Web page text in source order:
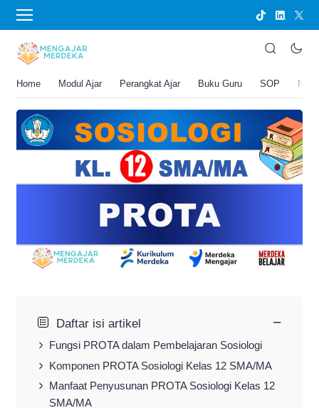
Home Modul Ajar Perangkat Ajar Buku Guru SOP
BERANDA
PROTA Sosiologi Kelas 12 SMA/MA
19 Juni 2026 4:50 pm
2 menit membaca
Daftar isi artikel −
Fungsi PROTA dalam Pembelajaran Sosiologi
Komponen PROTA Sosiologi Kelas 12 SMA/MA
Manfaat Penyusunan PROTA Sosiologi Kelas 12
SMA/MA